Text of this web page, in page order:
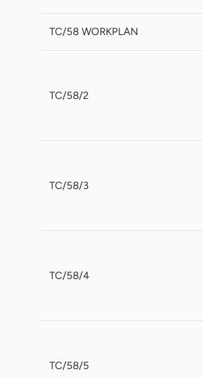
TC/58 WORKPLAN
TC/58/2
TC/58/3
TC/58/4
TC/58/5